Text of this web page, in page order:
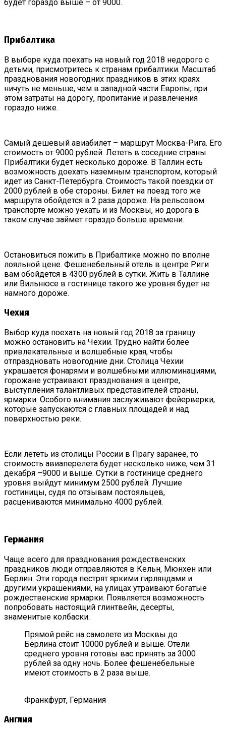
будет гораздо выше – от 9000.
Прибалтика
В выборе куда поехать на новый год 2018 недорого с
детьми, присмотритесь к странам прибалтики. Масштаб
празднования новогодних праздников в этих краях
ничуть не меньше, чем в западной части Европы, при
этом затраты на дорогу, пропитание и развлечения
гораздо ниже.
Самый дешевый авиабилет – маршрут Москва-Рига. Его
стоимость от 9000 рублей. Лететь в соседние страны
Прибалтики будет несколько дороже. В Таллин есть
возможность доехать наземным транспортом, который
идет из Санкт-Петербурга. Стоимость такой поездки от
2000 рублей в обе стороны. Билет на поезд того же
маршрута обойдется в 2 раза дороже. На рельсовом
транспорте можно уехать и из Москвы, но дорога в
таком случае займет гораздо больше времени.
Остановиться пожить в Прибалтике можно по вполне
лояльной цене. Фешенебельный отель в центре Риги
вам обойдется в 4300 рублей в сутки. Жить в Таллине
или Вильнюсе в гостинице такого же уровня будет не
намного дороже.
Чехия
Выбор куда поехать на новый год 2018 за границу
можно остановить на Чехии. Трудно найти более
привлекательные и волшебные края, чтобы
отпраздновать новогодние дни. Столица Чехии
украшается фонарями и волшебными иллюминациями,
горожане устраивают празднования в центре,
выступления талантливых представителей страны,
ярмарки. Особого внимания заслуживают фейерверки,
которые запускаются с главных площадей и над
поверхностью реки.
Если лететь из столицы России в Прагу заранее, то
стоимость авиаперелета будет несколько ниже, чем 31
декабря –9000 и выше. Сутки в гостинице среднего
уровня выйдут минимум 2500 рублей. Лучшие
гостиницы, судя по отзывам постояльцев,
расцениваются минимально 4000 рублей.
Германия
Чаще всего для празднования рождественских
праздников люди отправляются в Кельн, Мюнхен или
Берлин. Эти города пестрят яркими гирляндами и
другими украшениями, на улицах утраивают богатые
рождественские ярмарки. Появляется возможность
попробовать настоящий глинтвейн, десерты,
знаменитые колбаски.
Прямой рейс на самолете из Москвы до
Берлина стоит 10000 рублей и выше. Отели
среднего уровня готовы вас принять за 3000
рублей за одну ночь. Более фешенебельные
имеют стоимость в 2 раза выше.
Франкфурт, Германия
Англия